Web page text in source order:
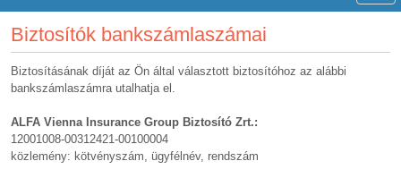
Biztosítók bankszámlaszámai
Biztosításának díját az Ön által választott biztosítóhoz az alábbi
bankszámlaszámra utalhatja el.
ALFA Vienna Insurance Group Biztosító Zrt.:
12001008-00312421-00100004
közlemény: kötvényszám, ügyfélnév, rendszám